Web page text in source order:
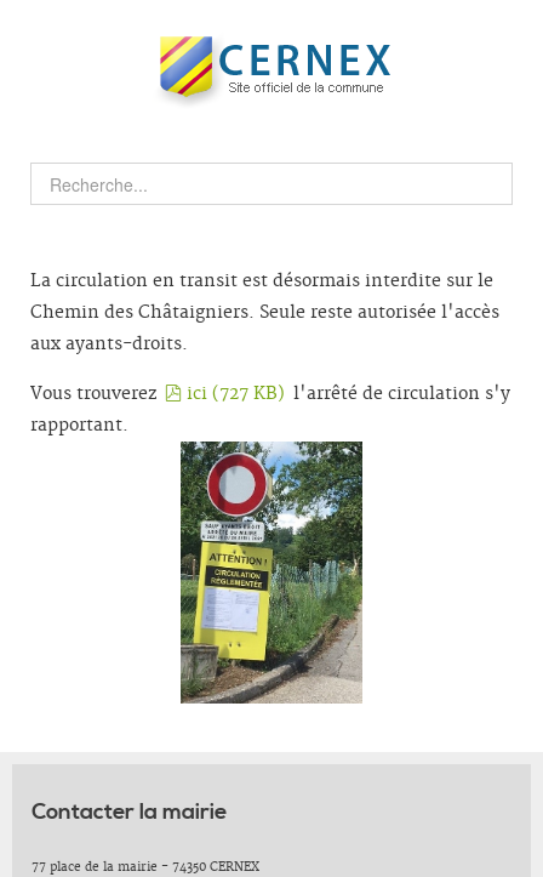
La circulation en transit est désormais interdite sur le
Chemin des Châtaigniers. Seule reste autorisée l'accès
aux ayants-droits.
Vous trouverez pdf
ici (727 KB) l'arrêté de circulation s'y
rapportant.
Contacter la mairie
77 place de la mairie - 74350 CERNEX